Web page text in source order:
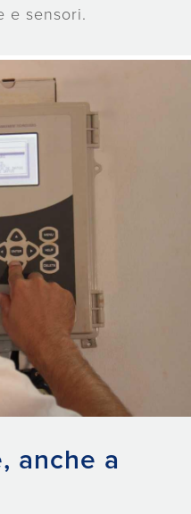
e sensori.
anche a